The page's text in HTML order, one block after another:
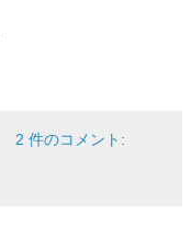
2 件のコメント: